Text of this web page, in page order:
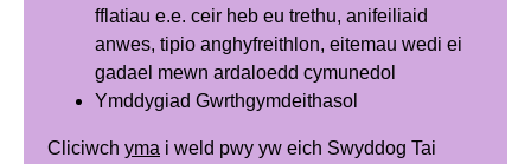
fflatiau e.e. ceir heb eu trethu, anifeiliaid
anwes, tipio anghyfreithlon, eitemau wedi ei
gadael mewn ardaloedd cymunedol
Ymddygiad Gwrthgymdeithasol
Cliciwch yma i weld pwy yw eich Swyddog Tai